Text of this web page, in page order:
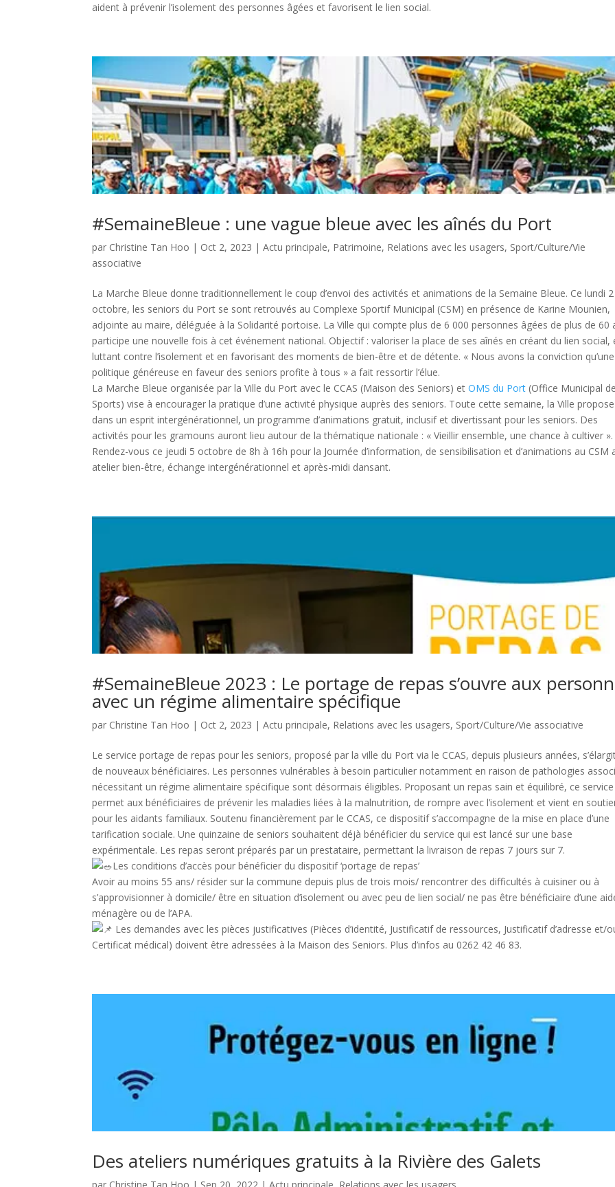
aident à prévenir l’isolement des personnes âgées et favorisent le lien social.
#SemaineBleue : une vague bleue avec les aînés du Port
par Christine Tan Hoo | Oct 2, 2023 |Actu principale, Patrimoine, Relations avec les usagers, Sport/Culture/Vie
associative
La Marche Bleue donne traditionnellement le coup d’envoi des activités et animations de la Semaine Bleue. Ce lundi 2
octobre, les seniors du Port se sont retrouvés au Complexe Sportif Municipal (CSM) en présence de Karine Mounien,
adjointe au maire, déléguée à la Solidarité portoise. La Ville qui compte plus de 6 000 personnes âgées de plus de 60
participe une nouvelle fois à cet événement national. Objectif : valoriser la place de ses aînés en créant du lien social,
luttant contre l’isolement et en favorisant des moments de bien-être et de détente. « Nous avons la conviction qu’une
politique généreuse en faveur des seniors profite à tous » a fait ressortir l’élue.
La Marche Bleue organisée par la Ville du Port avec le CCAS (Maison des Seniors) etOMS du Port (Office Municipal
Sports) vise à encourager la pratique d’une activité physique auprès des seniors. Toute cette semaine, la Ville propose
dans un esprit intergénérationnel, un programme d’animations gratuit, inclusif et divertissant pour les seniors. Des
activités pour les gramouns auront lieu autour de la thématique nationale : « Vieillir ensemble, une chance à cultiver ».
Rendez-vous ce jeudi 5 octobre de 8h à 16h pour la Journée d’information, de sensibilisation et d’animations au CSM
atelier bien-être, échange intergénérationnel et après-midi dansant.
#SemaineBleue 2023 : Le portage de repas s’ouvre aux
avec un régime alimentaire spécifique
par Christine Tan Hoo | Oct 2, 2023 |Actu principale, Relations avec les usagers, Sport/Culture/Vie associative
Le service portage de repas pour les seniors, proposé par la ville du Port via le CCAS, depuis plusieurs années,
de nouveaux bénéficiaires. Les personnes vulnérables à besoin particulier notamment en raison de pathologies
nécessitant un régime alimentaire spécifique sont désormais éligibles. Proposant un repas sain et équilibré, ce service
permet aux bénéficiaires de prévenir les maladies liées à la malnutrition, de rompre avec l’isolement et vient en
pour les aidants familiaux. Soutenu financièrement par le CCAS, ce dispositif s’accompagne de la mise en place d’une
tarification sociale. Une quinzaine de seniors souhaitent déjà bénéficier du service qui est lancé sur une base
expérimentale. Les repas seront préparés par un prestataire, permettant la livraison de repas 7 jours sur 7.
Les conditions d’accès pour bénéficier du dispositif ‘portage de repas’
Avoir au moins 55 ans/ résider sur la commune depuis plus de trois mois/ rencontrer des difficultés à cuisiner ou à
s’approvisionner à domicile/ être en situation d’isolement ou avec peu de lien social/ ne pas être bénéficiaire d’une
ménagère ou de l’APA.
Les demandes avec les pièces justificatives (Pièces d’identité, Justificatif de ressources, Justificatif d’adresse et/
Certificat médical) doivent être adressées à la Maison des Seniors. Plus d’infos au 0262 42 46 83.
Des ateliers numériques gratuits à la Rivière des Galets